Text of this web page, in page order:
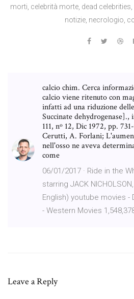
morti, celebrità morte, dead celebrities,
notizie, necrologio,
calcio chim. Cerca
calcio viene ritenuto con
infatti ad una riduzione
Succinate
111, nº 12, Dic 1972, pp.
Cerutti, A. Forlani;
nell'osso ne aveva
come
06/01/2017 · Ride in the
starring JACK
English) youtube movies -
- Western Movies
Leave a Reply